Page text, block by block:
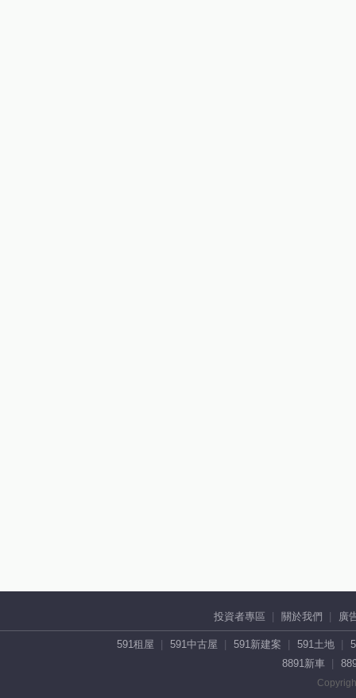
投資者專區 關於我們 廣
591租屋 591中古屋 591新建案 591土地
8891新車